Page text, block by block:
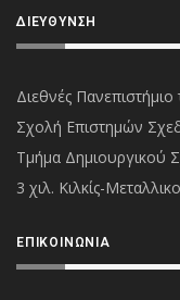
ΔΙΕΎΘΥΝΣΗ
Διεθνές
Σχολή Επιστημών
Τμήμα Δημιουργικού
3 χιλ. Κιλκίς-
ΕΠΙΚΟΙΝΩΝΊΑ